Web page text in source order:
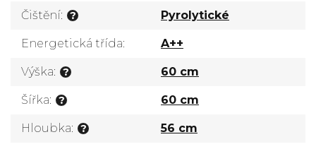
?
Čištění: Pyrolytické
Energetická třída: A++
?
Výška: 60 cm
?
Šířka: 60 cm
?
Hloubka: 56 cm